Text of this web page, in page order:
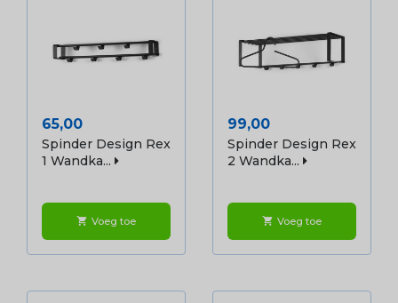
Prijs
65,00
Spinder Design Rex
1 Wandka...
shopping_cart Voeg toe
Prijs
99,00
Spinder Design Rex
2 Wandka...
shopping_cart Voeg toe